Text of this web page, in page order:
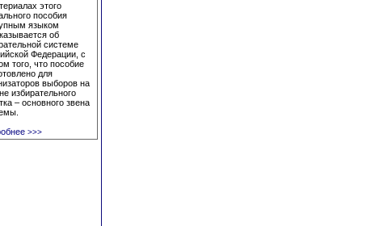
этого
пособия
языком
об
системе
Федерации, с
того, что пособие
для
выборов на
избирательного
– основного звена
>>>